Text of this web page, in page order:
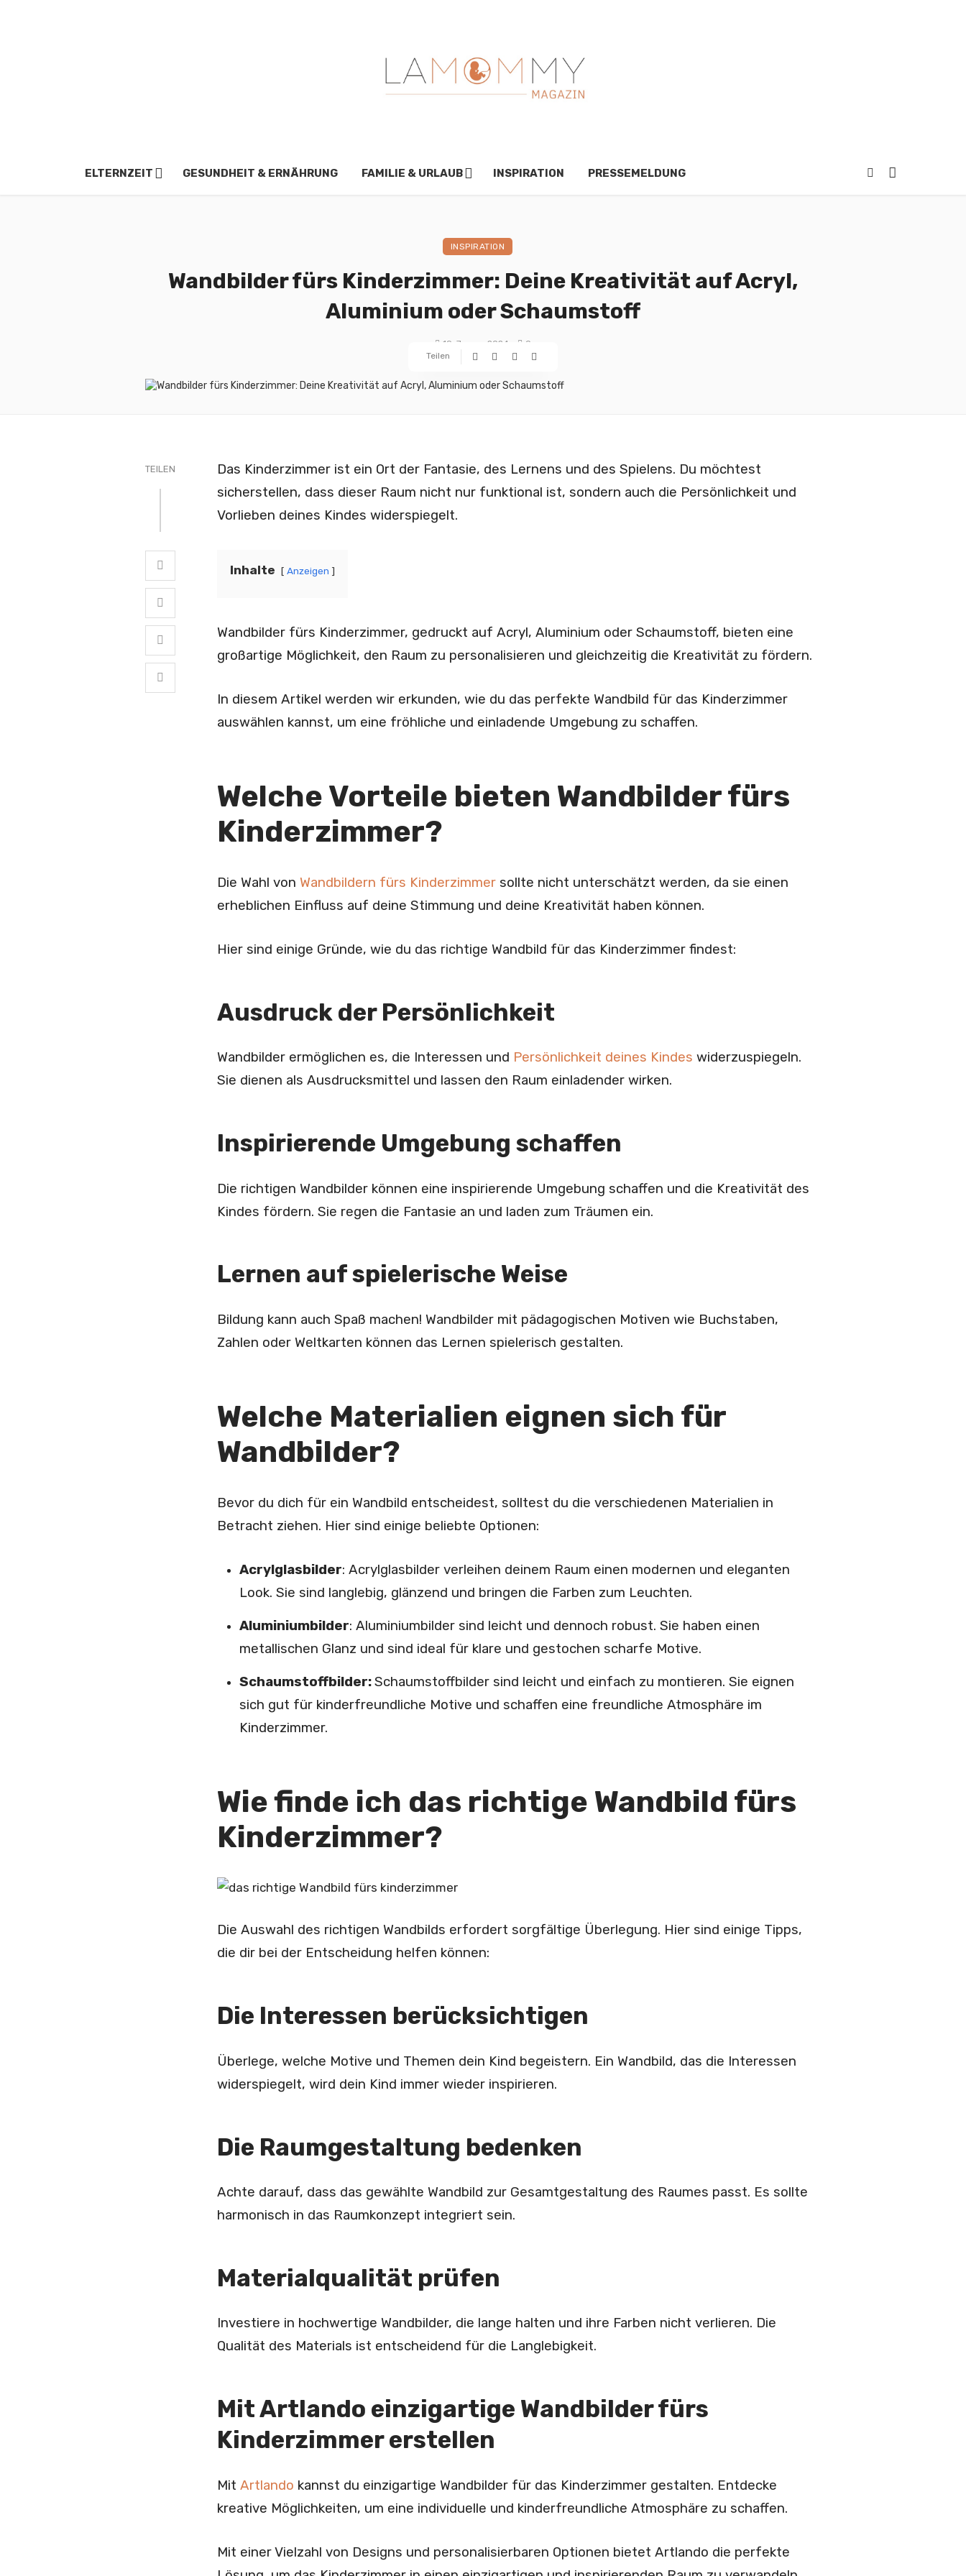
ELTERNZEIT GESUNDHEIT & ERNÄHRUNG FAMILIE & URLAUB INSPIRATION PRESSEMELDUNG
INSPIRATION
Wandbilder fürs Kinderzimmer: Deine Kreativität auf Acryl,
Aluminium oder Schaumstoff
19. Januar 2024
0
Teilen
TEILEN
Das Kinderzimmer ist ein Ort der Fantasie, des Lernens und des Spielens. Du möchtest
sicherstellen, dass dieser Raum nicht nur funktional ist, sondern auch die Persönlichkeit und
Vorlieben deines Kindes widerspiegelt.
Inhalte Anzeigen
Wandbilder fürs Kinderzimmer, gedruckt auf Acryl, Aluminium oder Schaumstoff, bieten eine
großartige Möglichkeit, den Raum zu personalisieren und gleichzeitig die Kreativität zu fördern.
In diesem Artikel werden wir erkunden, wie du das perfekte Wandbild für das Kinderzimmer
auswählen kannst, um eine fröhliche und einladende Umgebung zu schaffen.
Welche Vorteile bieten Wandbilder fürs
Kinderzimmer?
Die Wahl von Wandbildern fürs Kinderzimmer sollte nicht unterschätzt werden, da sie einen
erheblichen Einfluss auf deine Stimmung und deine Kreativität haben können.
Hier sind einige Gründe, wie du das richtige Wandbild für das Kinderzimmer findest:
Ausdruck der Persönlichkeit
Wandbilder ermöglichen es, die Interessen und Persönlichkeit deines Kindes widerzuspiegeln.
Sie dienen als Ausdrucksmittel und lassen den Raum einladender wirken.
Inspirierende Umgebung schaffen
Die richtigen Wandbilder können eine inspirierende Umgebung schaffen und die Kreativität des
Kindes fördern. Sie regen die Fantasie an und laden zum Träumen ein.
Lernen auf spielerische Weise
Bildung kann auch Spaß machen! Wandbilder mit pädagogischen Motiven wie Buchstaben,
Zahlen oder Weltkarten können das Lernen spielerisch gestalten.
Welche Materialien eignen sich für
Wandbilder?
Bevor du dich für ein Wandbild entscheidest, solltest du die verschiedenen Materialien in
Betracht ziehen. Hier sind einige beliebte Optionen:
Acrylglasbilder: Acrylglasbilder verleihen deinem Raum einen modernen und eleganten
Look. Sie sind langlebig, glänzend und bringen die Farben zum Leuchten.
Aluminiumbilder: Aluminiumbilder sind leicht und dennoch robust. Sie haben einen
metallischen Glanz und sind ideal für klare und gestochen scharfe Motive.
Schaumstoffbilder:Schaumstoffbilder sind leicht und einfach zu montieren. Sie eignen
sich gut für kinderfreundliche Motive und schaffen eine freundliche Atmosphäre im
Kinderzimmer.
Wie finde ich das richtige Wandbild fürs
Kinderzimmer?
Die Auswahl des richtigen Wandbilds erfordert sorgfältige Überlegung. Hier sind einige Tipps,
die dir bei der Entscheidung helfen können:
Die Interessen berücksichtigen
Überlege, welche Motive und Themen dein Kind begeistern. Ein Wandbild, das die Interessen
widerspiegelt, wird dein Kind immer wieder inspirieren.
Die Raumgestaltung bedenken
Achte darauf, dass das gewählte Wandbild zur Gesamtgestaltung des Raumes passt. Es sollte
harmonisch in das Raumkonzept integriert sein.
Materialqualität prüfen
Investiere in hochwertige Wandbilder, die lange halten und ihre Farben nicht verlieren. Die
Qualität des Materials ist entscheidend für die Langlebigkeit.
Mit Artlando einzigartige Wandbilder fürs
Kinderzimmer erstellen
Mit Artlando kannst du einzigartige Wandbilder für das Kinderzimmer gestalten. Entdecke
kreative Möglichkeiten, um eine individuelle und kinderfreundliche Atmosphäre zu schaffen.
Mit einer Vielzahl von Designs und personalisierbaren Optionen bietet Artlando die perfekte